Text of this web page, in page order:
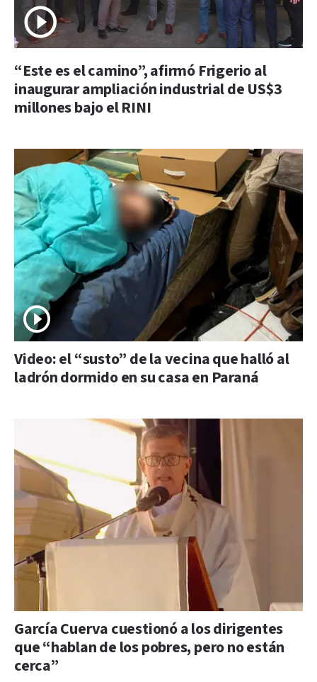
“Este es el camino”, afirmó Frigerio al
inaugurar ampliación industrial de US$3
millones bajo el RINI
Video: el “susto” de la vecina que halló al
ladrón dormido en su casa en Paraná
García Cuerva cuestionó a los dirigentes
que “hablan de los pobres, pero no están
cerca”